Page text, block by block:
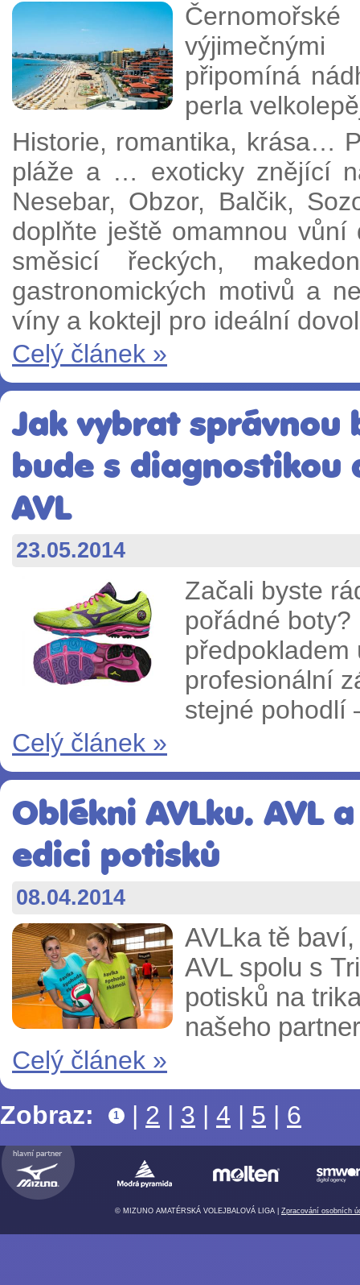
připomíná
perla
Historie, romantika, krása…
pláže a … exoticky znějící
Nesebar, Obzor, Balčik,
doplňte ještě omamnou
směsicí řeckých,
gastronomických motivů a
víny a koktejl pro ideální
Celý článek »
Jak vybrat správnou
bude s diagnostikou
AVL
23.05.2014
Začali byste
pořádné
předpokladem
profesionální
stejné pohodlí
Celý článek »
Oblékni AVLku. AVL
edici potisků
08.04.2014
AVLka tě
AVL spolu s
potisků na
našeho
Celý článek »
Zobraz:
1 | 2 | 3 | 4 | 5 | 6
© MIZUNO AMATÉRSKÁ VOLEJBALOVÁ LIGA | Zpracování osobních